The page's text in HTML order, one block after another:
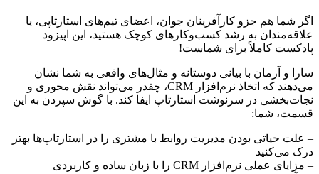
اگر شما هم جزو کارآفرینان جوان، اعضای تیم‌های استارتاپی، یا
علاقه‌مندان به رشد کسب‌وکارهای کوچک هستید، این اپیزود
پادکست کاملاً برای شماست!
سارا و آرمان با بیانی دوستانه و مثال‌های واقعی به شما نشان
می‌دهند که اتخاذ نرم‌افزار CRM، چقدر می‌تواند نقش محوری و
نجات‌بخشی در سرنوشت استارتاپ ایفا کند. با گوش سپردن به این
قسمت، شما:
– علت حیاتی بودن مدیریت روابط با مشتری را در استارتاپ‌ها بهتر
درک می‌کنید
– مزایای عملی نرم‌افزار CRM را با زبان ساده و کاربردی